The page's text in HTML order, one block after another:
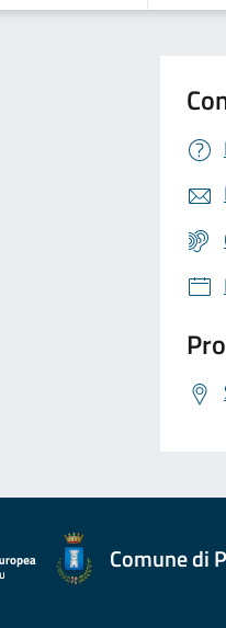
Comune di